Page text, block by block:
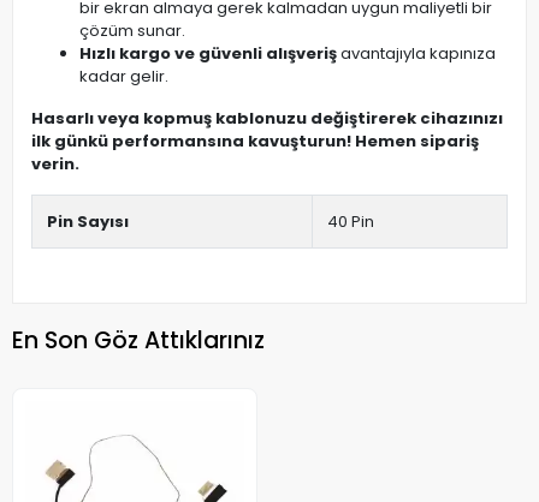
bir ekran almaya gerek kalmadan uygun maliyetli bir
çözüm sunar.
Hızlı kargo ve güvenli alışverişavantajıyla kapınıza
kadar gelir.
Hasarlı veya kopmuş kablonuzu değiştirerek cihazınızı
ilk günkü performansına kavuşturun! Hemen sipariş
verin.
Pin Sayısı 40 Pin
En Son Göz Attıklarınız